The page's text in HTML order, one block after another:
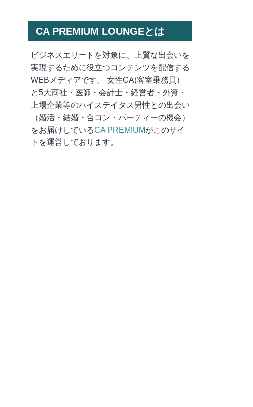
CA PREMIUM LOUNGEとは
ビジネスエリートを対象に、上質な出会いを
実現するために役立つコンテンツを配信する
WEBメディアです。 女性CA(客室乗務員）
と5大商社・医師・会計士・経営者・外資・
上場企業等のハイステイタス男性との出会い
（婚活・結婚・合コン・パーティーの機会）
をお届けしているCA PREMIUMがこのサイ
トを運営しております。